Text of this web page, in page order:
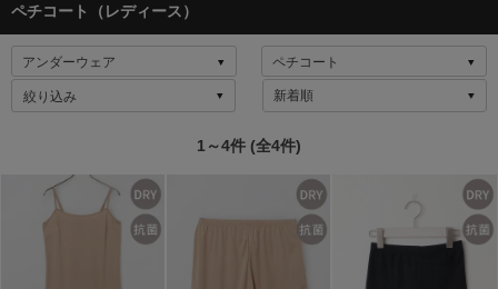
ペチコート（レディース）
絞り込み
1～4件 (全4件)